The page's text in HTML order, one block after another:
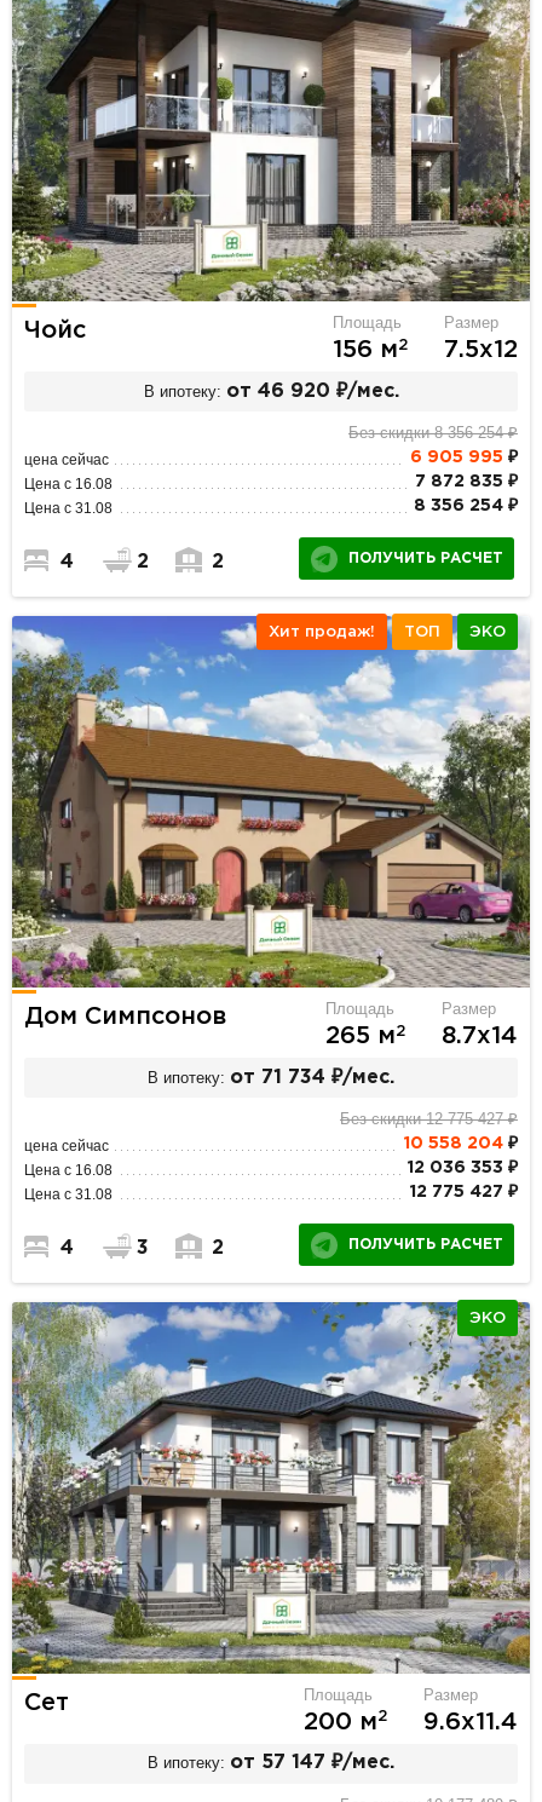
Чойс Площадь
156 м2
Размер
7.5х12
В ипотеку: от 46 920 ₽/мес.
Без скидки 8 356 254 ₽
цена сейчас 6 905 995 ₽
Цена с 16.08 7 872 835 ₽
Цена с 31.08 8 356 254 ₽
4 2 2 ПОЛУЧИТЬ РАСЧЕТ
Хит продаж! ТОП ЭКО
Дом Симпсонов Площадь
265 м2
Размер
8.7х14
В ипотеку: от 71 734 ₽/мес.
Без скидки 12 775 427 ₽
цена сейчас 10 558 204₽
Цена с 16.08 12 036 353 ₽
Цена с 31.08 12 775 427 ₽
4 3 2 ПОЛУЧИТЬ РАСЧЕТ
ЭКО
Сет Площадь
200 м2
Размер
9.6х11.4
В ипотеку: от 57 147 ₽/мес.